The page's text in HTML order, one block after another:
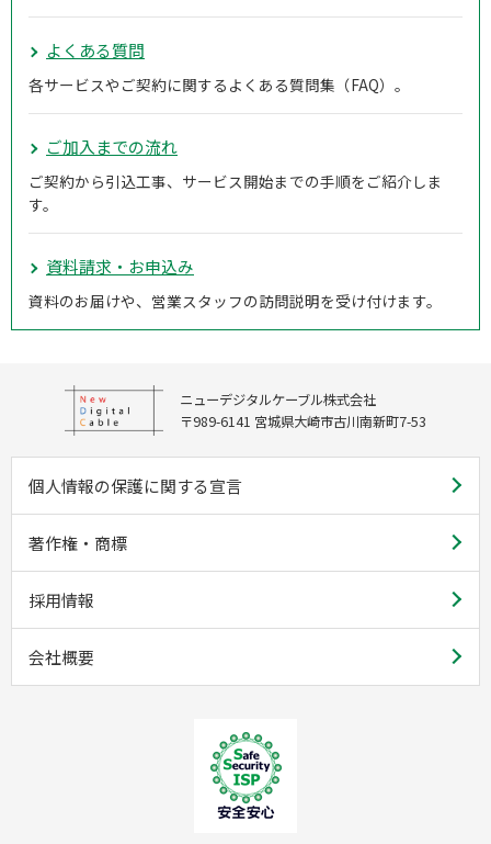
よくある質問
各サービスやご契約に関するよくある質問集（FAQ）。
ご加入までの流れ
ご契約から引込工事、サービス開始までの手順をご紹介しま
す。
資料請求・お申込み
資料のお届けや、営業スタッフの訪問説明を受け付けます。
ニューデジタルケーブル株式会社
〒989-6141 宮城県大崎市古川南新町7-53
個人情報の保護に関する宣言
著作権・商標
採用情報
会社概要